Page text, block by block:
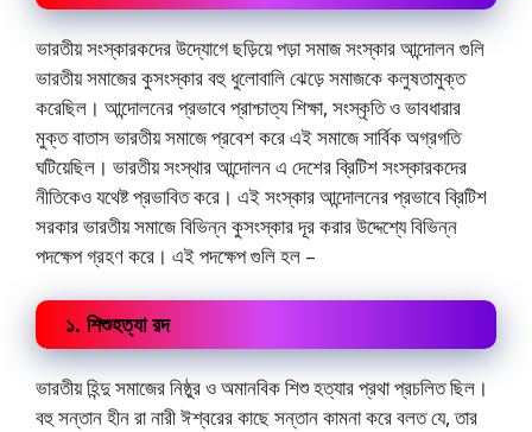
ভারতীয় সংস্কারকদের উদ্যোগে ছড়িয়ে পড়া সমাজ সংস্কার আন্দোলন গুলি
ভারতীয় সমাজের কুসংস্কার বহু ধুলোবালি ঝেড়ে সমাজকে কলুষতামুক্ত
করেছিল। আন্দোলনের প্রভাবে প্রাশ্চাত্য শিক্ষা, সংস্কৃতি ও ভাবধারার
মুক্ত বাতাস ভারতীয় সমাজে প্রবেশ করে এই সমাজে সার্বিক অগ্রগতি
ঘটিয়েছিল। ভারতীয় সংস্থার আন্দোলন এ দেশের ব্রিটিশ সংস্কারকদের
নীতিকেও যথেষ্ট প্রভাবিত করে। এই সংস্কার আন্দোলনের প্রভাবে ব্রিটিশ
সরকার ভারতীয় সমাজে বিভিন্ন কুসংস্কার দূর করার উদ্দেশ্যে বিভিন্ন
পদক্ষেপ গ্রহণ করে। এই পদক্ষেপ গুলি হল –
১. শিশুহত্যা রদ
ভারতীয় হিন্দু সমাজের নিষ্ঠুর ও অমানবিক শিশু হত্যার প্রথা প্রচলিত ছিল।
বহু সন্তান হীন রা নারী ঈশ্বরের কাছে সন্তান কামনা করে বলত যে, তার